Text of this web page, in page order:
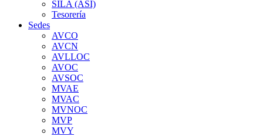
SILA (ASI)
Tesorería
Sedes
AVCO
AVCN
AVLLOC
AVOC
AVSOC
MVAE
MVAC
MVNOC
MVP
MVY